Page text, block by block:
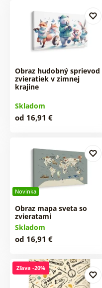
Obraz hudobný sprievod
zvieratiek v zimnej
krajine
Skladom
od 16,91 €
Novinka
Obraz mapa sveta so
zvieratami
Skladom
od 16,91 €
Zľava -20%